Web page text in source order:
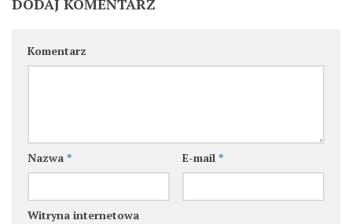
DODAJ KOMENTARZ
Komentarz
Nazwa * E-mail *
Witryna internetowa